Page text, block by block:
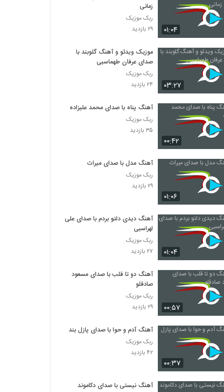
۰۱:۰۴
زمانی
ربک موزیک
۲۹ بازدید
۰۳:۲۷
موزیک ویدئو و آهنگ گلوبند با
صدای عرفان طهماسبی
ربک موزیک
۲۴ بازدید
۰۰:۴۲
آهنگ پناه با صدای محمد علیزاده
ربک موزیک
۳۵ بازدید
۰۱:۰۶
آهنگ مدل با صدای میراث
ربک موزیک
۲۹ بازدید
۰۱:۰۴
آهنگ دیدی دلتو بردم با صدای علی
لهراسبی
ربک موزیک
۲۷ بازدید
۰۰:۵۷
آهنگ دو تا قلب با صدای مسعود
صادقلو
ربک موزیک
۲۹ بازدید
۰۰:۳۷
آهنگ آدم و حوا با صدای پازل بند
ربک موزیک
۴۲ بازدید
آهنگ نیستی با صدای دکاموند